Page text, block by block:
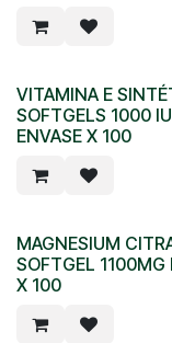
VITAMINA E
SOFTGELS 1000 IU
ENVASE X 100
MAGNESIUM
SOFTGEL 1100MG
X 100